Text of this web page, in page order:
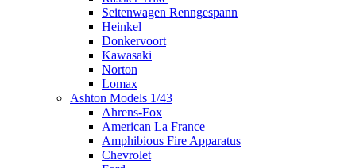
Seitenwagen Renngespann
Heinkel
Donkervoort
Kawasaki
Norton
Lomax
Ashton Models 1/43
Ahrens-Fox
American La France
Amphibious Fire Apparatus
Chevrolet